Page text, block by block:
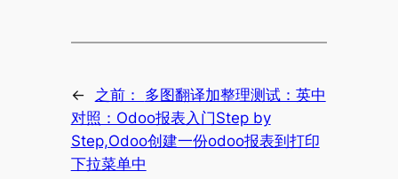
← 之前： 多图翻译加整理测试：英中
对照：Odoo报表入门Step by
Step,Odoo创建一份odoo报表到打印
下拉菜单中